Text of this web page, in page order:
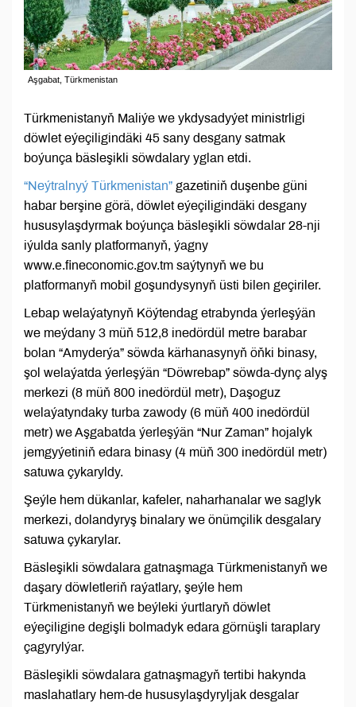
Aşgabat, Türkmenistan
Türkmenistanyň Maliýe we ykdysadyýet ministrligi
döwlet eýeçiligindäki 45 sany desgany satmak
boýunça bäsleşikli söwdalary yglan etdi.
“Neýtralnyý Türkmenistan” gazetiniň duşenbe güni
habar berşine görä, döwlet eýeçiligindäki desgany
hususylaşdyrmak boýunça bäsleşikli söwdalar 28-nji
iýulda sanly platformanyň, ýagny
www.е.fineconomic.gov.tm saýtynyň we bu
platformanyň mobil goşundysynyň üsti bilen geçiriler.
Lebap welaýatynyň Köýtendag etrabynda ýerleşýän
we meýdany 3 müň 512,8 inedördül metre barabar
bolan “Amyderýa” söwda kärhanasynyň öňki binasy,
şol welaýatda ýerleşýän “Döwrebap” söwda-dynç alyş
merkezi (8 müň 800 inedördül metr), Daşoguz
welaýatyndaky turba zawody (6 müň 400 inedördül
metr) we Aşgabatda ýerleşýän “Nur Zaman” hojalyk
jemgyýetiniň edara binasy (4 müň 300 inedördül metr)
satuwa çykaryldy.
Şeýle hem dükanlar, kafeler, naharhanalar we saglyk
merkezi, dolandyryş binalary we önümçilik desgalary
satuwa çykarylar.
Bäsleşikli söwdalara gatnaşmaga Türkmenistanyň we
daşary döwletleriň raýatlary, şeýle hem
Türkmenistanyň we beýleki ýurtlaryň döwlet
eýeçiligine degişli bolmadyk edara görnüşli taraplary
çagyrylýar.
Bäsleşikli söwdalara gatnaşmagyň tertibi hakynda
maslahatlary hem-de hususylaşdyryljak desgalar